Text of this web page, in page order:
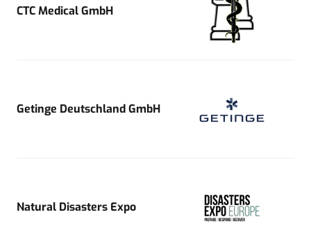
CTC Medical GmbH
Getinge Deutschland GmbH
Natural Disasters Expo